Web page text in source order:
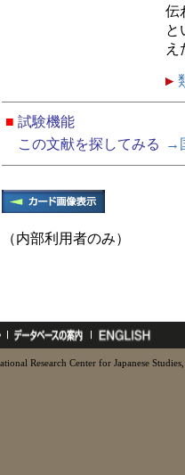
伝
と
え
■ 試験機能
この文献を探してみる
→
（内部利用者のみ）
Research Center for Japanese